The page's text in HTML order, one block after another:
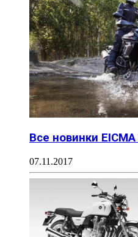
Все новинки
07.11.2017